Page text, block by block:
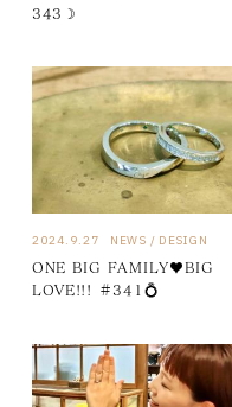
343☽
2024.9.27 NEWS DESIGN
ONE BIG FAMILY♥BIG
LOVE!!! ＃341💍